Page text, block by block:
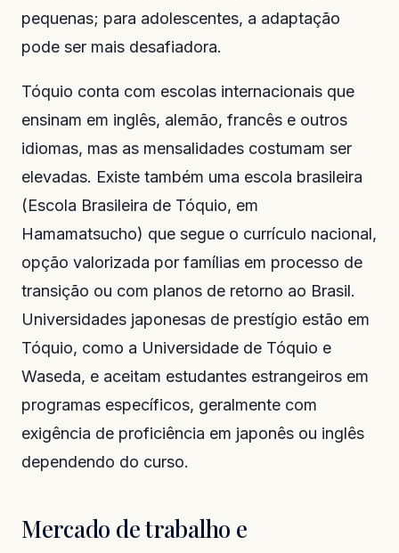
pequenas; para adolescentes, a adaptação
pode ser mais desafiadora.
Tóquio conta com escolas internacionais que
ensinam em inglês, alemão, francês e outros
idiomas, mas as mensalidades costumam ser
elevadas. Existe também uma escola brasileira
(Escola Brasileira de Tóquio, em
Hamamatsucho) que segue o currículo nacional,
opção valorizada por famílias em processo de
transição ou com planos de retorno ao Brasil.
Universidades japonesas de prestígio estão em
Tóquio, como a Universidade de Tóquio e
Waseda, e aceitam estudantes estrangeiros em
programas específicos, geralmente com
exigência de proficiência em japonês ou inglês
dependendo do curso.
Mercado de trabalho e